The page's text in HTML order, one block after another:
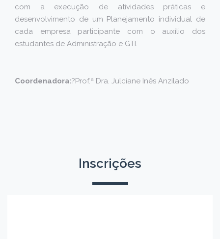
com a execução de atividades práticas e
desenvolvimento de um Planejamento individual de
cada empresa participante com o auxílio dos
estudantes de Administração e GTI.
Coordenadora:?Prof.ª Dra. Julciane Inês Anzilado
Inscrições